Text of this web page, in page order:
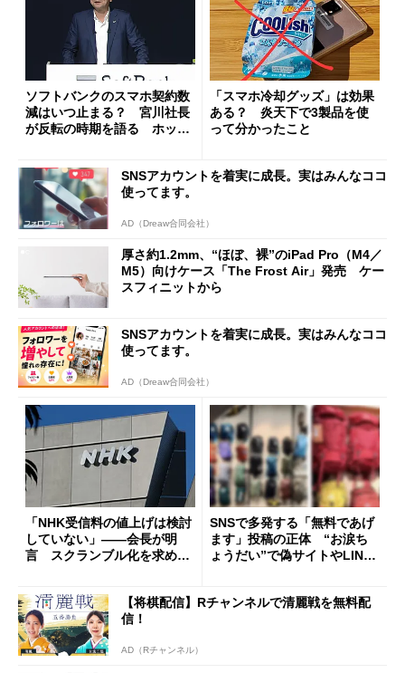
ソフトバンクのスマホ契約数
減はいつ止まる？ 宮川社長
が反転の時期を語る ホッピ
「スマホ冷却グッズ」は効果
ある？ 炎天下で3製品を使
って分かったこと
SNSアカウントを着実に成長。実はみんなココ
使ってます。
AD（Dreaw合同会社）
厚さ約1.2mm、“ほぼ、裸”のiPad Pro（M4／
M5）向けケース「The Frost Air」発売 ケー
スフィニットから
SNSアカウントを着実に成長。実はみんなココ
使ってます。
AD（Dreaw合同会社）
「NHK受信料の値上げは検討
していない」――会長が明
言 スクランブル化を求める
SNSで多発する「無料であげ
ます」投稿の正体 “お涙ち
ょうだい”で偽サイトやLINE
【将棋配信】Rチャンネルで清麗戦を無料配
信！
AD（Rチャンネル）